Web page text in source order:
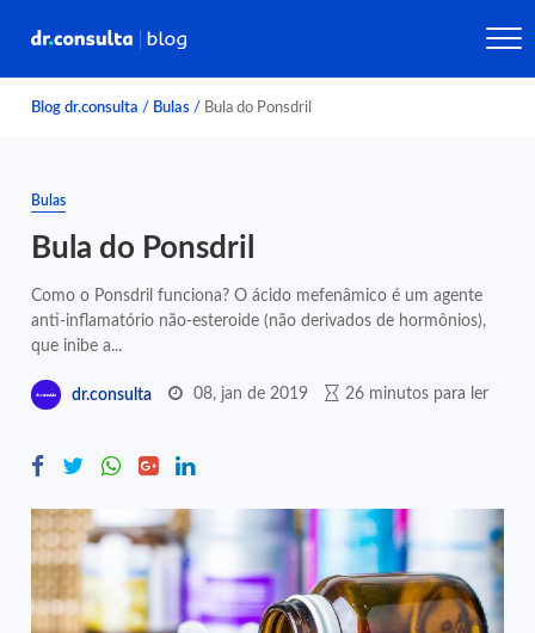
Blog dr.consulta / Bulas / Bula do Ponsdril
Bulas
Bula do Ponsdril
Como o Ponsdril funciona? O ácido mefenâmico é um agente
anti-inflamatório não-esteroide (não derivados de hormônios),
que inibe a...
dr.consulta 08, jan de 2019 26 minutos para ler